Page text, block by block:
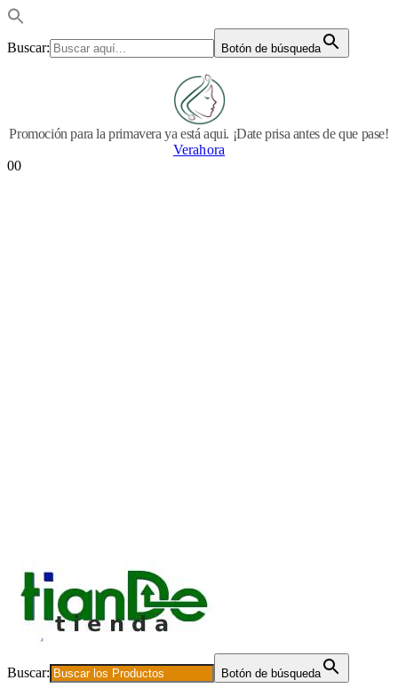
Buscar: Botón de búsqueda
Promoción para la primavera ya está aqui. ¡Date prisa antes de que pase!
Verahora
00
Buscar: Botón de búsqueda